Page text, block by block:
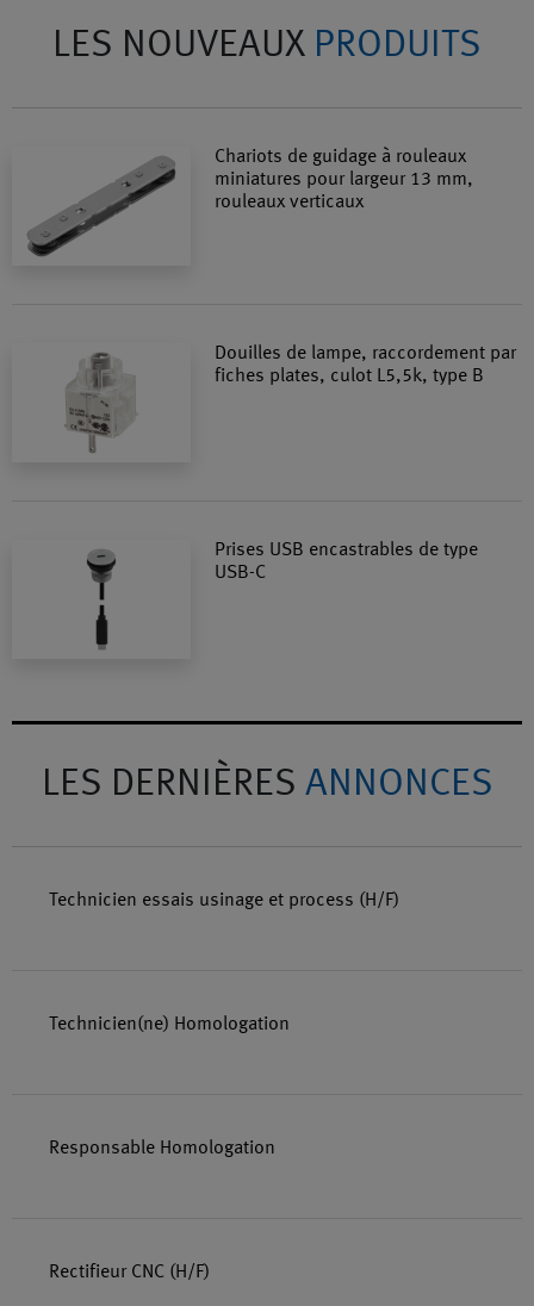
LES NOUVEAUX PRODUITS
Chariots de guidage à rouleaux
miniatures pour largeur 13 mm,
rouleaux verticaux
Douilles de lampe, raccordement par
fiches plates, culot L5,5k, type B
Prises USB encastrables de type
USB-C
LES DERNIÈRES ANNONCES
Technicien essais usinage et process (H/F)
Technicien(ne) Homologation
Responsable Homologation
Rectifieur CNC (H/F)